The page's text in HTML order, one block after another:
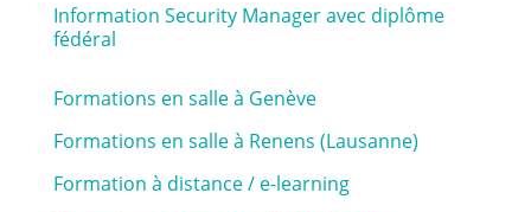
Information Security Manager avec diplôme
fédéral
Formations en salle à Genève
Formations en salle à Renens (Lausanne)
Formation à distance / e-learning